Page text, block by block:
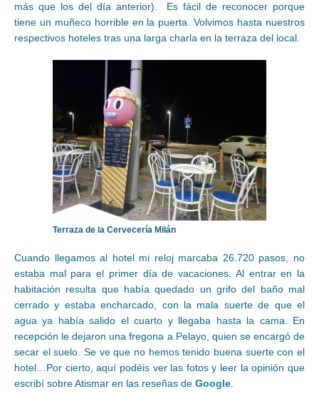
más que los del día anterior). Es fácil de reconocer porque
tiene un muñeco horrible en la puerta. Volvimos hasta nuestros
respectivos hoteles tras una larga charla en la terraza del local.
Terraza de la Cervecería Milán
Cuando llegamos al hotel mi reloj marcaba 26.720 pasos, no
estaba mal para el primer día de vacaciones. Al entrar en la
habitación resulta que había quedado un grifo del baño mal
cerrado y estaba encharcado, con la mala suerte de que el
agua ya había salido el cuarto y llegaba hasta la cama. En
recepción le dejaron una fregona a Pelayo, quien se encargó de
secar el suelo. Se ve que no hemos tenido buena suerte con el
hotel…Por cierto, aquí podéis ver las fotos y leer la opinión que
escribí sobre Atismar en las reseñas de Google.